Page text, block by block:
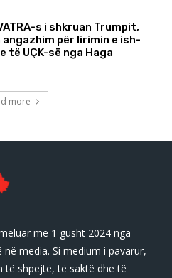
s i shkruan Trumpit,
angazhim për lirimin e ish-
të UÇK-së nga Haga
more
më 1 gusht 2024 nga
media. Si medium i pavarur,
shpejtë, të saktë dhe të